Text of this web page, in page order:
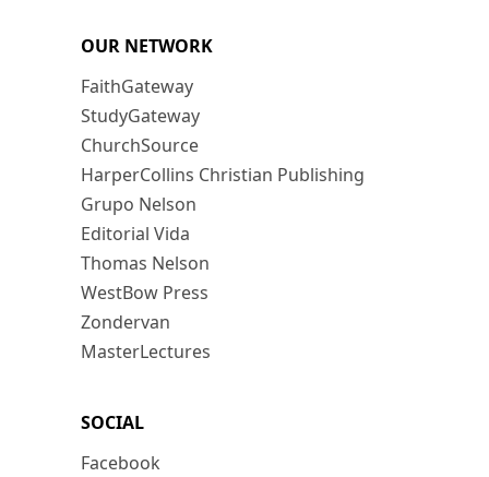
OUR NETWORK
FaithGateway
StudyGateway
ChurchSource
HarperCollins Christian Publishing
Grupo Nelson
Editorial Vida
Thomas Nelson
WestBow Press
Zondervan
MasterLectures
SOCIAL
Facebook